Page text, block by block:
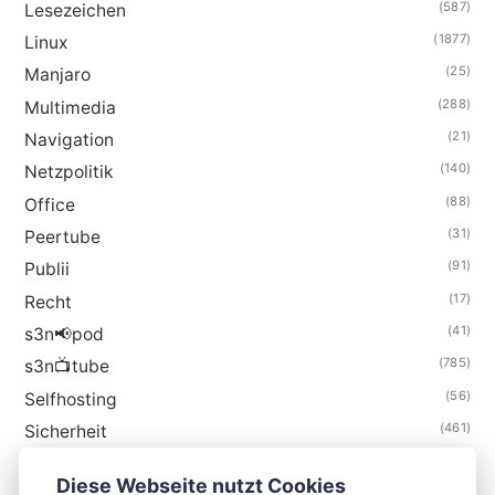
Lesezeichen (587)
Linux (1877)
Manjaro (25)
Multimedia (288)
Navigation (21)
Netzpolitik (140)
Office (88)
Peertube (31)
Publii (91)
Recht (17)
s3n📢pod (41)
s3n📺tube (785)
Selfhosting (56)
Sicherheit (461)
Diese Webseite nutzt Cookies